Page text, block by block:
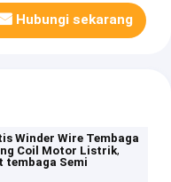
Hubungi sekarang
Winder Wire Tembaga
Coil Motor Listrik,
tembaga Semi